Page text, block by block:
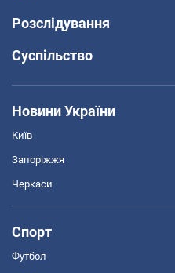
Розслідування
Суспільство
Новини України
Київ
Запоріжжя
Черкаси
Спорт
Футбол